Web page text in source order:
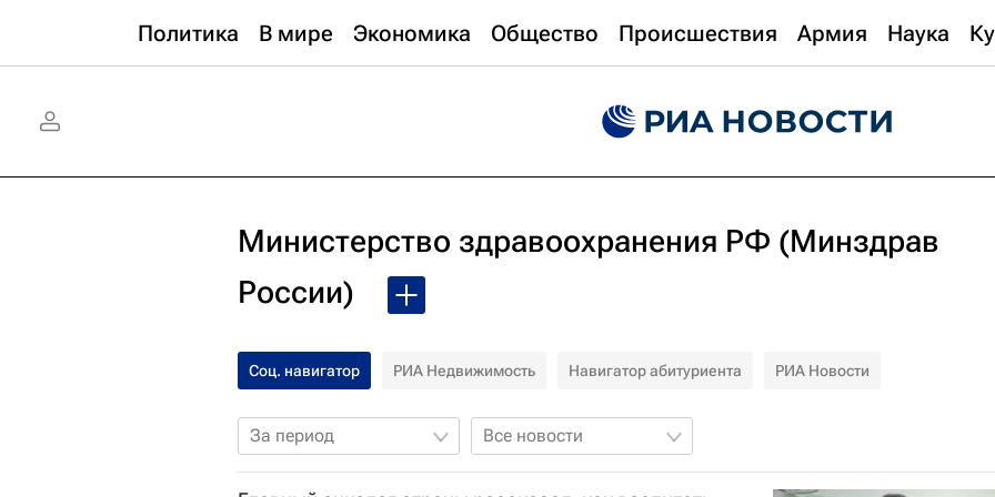
Политика В мире Экономика Общество Происшествия Армия Наука
Министерство здравоохранения РФ (Минздрав
России)
Соц. навигатор РИА Недвижимость Навигатор абитуриента РИА Новости
За период Все новости